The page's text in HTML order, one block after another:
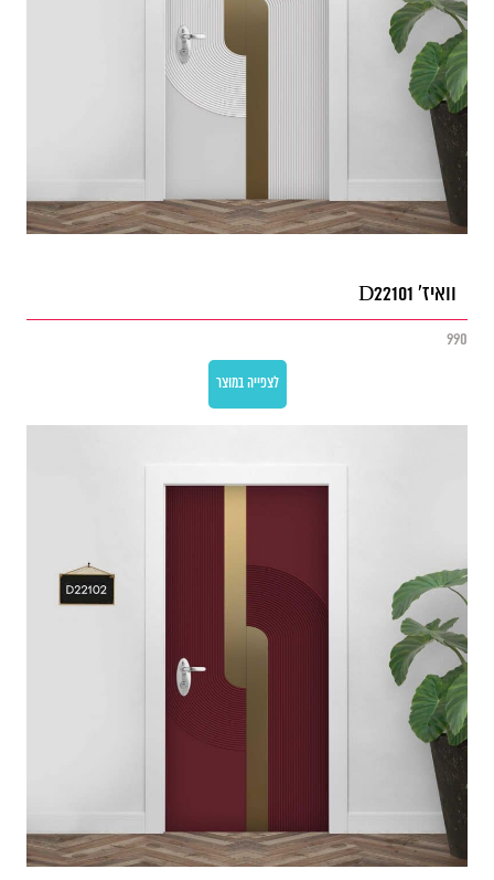
וואיז' D22101
990
לצפייה במוצר